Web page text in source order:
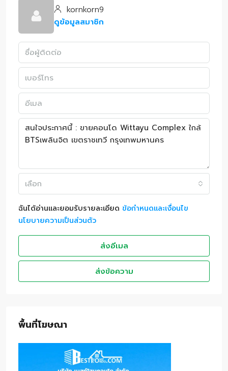
kornkorn9
ดูข้อมูลสมาชิก
เลือก
ฉันได้อ่านและยอมรับรายละเอียด ข้อกำหนดและเงื่อนไข
นโยบายความเป็นส่วนตัว
ส่งอีเมล
ส่งข้อความ
พื้นที่โฆษณา